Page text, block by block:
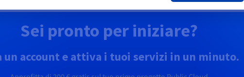
Sei pronto per iniziare?
un account e attiva i tuoi servizi in un minuto.